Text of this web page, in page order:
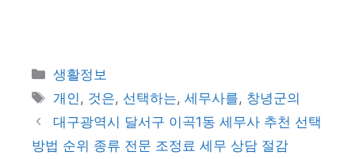
카
테
리
생활정보
태
그
개인, 것은, 선택하는,세무사를, 창녕군의
대구광역시 달서구 이곡1동 세무사 추천 선택
방법 순위 종류 전문 조정료 세무 상담 절감